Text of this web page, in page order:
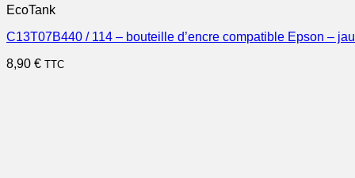
EcoTank
C13T07B440 / 114 – bouteille d’encre compatible Epson –
8,90 € TTC